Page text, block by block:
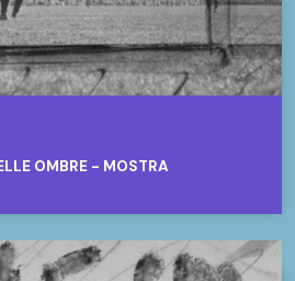
OMBRE - MOSTRA